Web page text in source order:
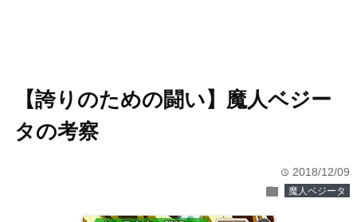
【誇りのための闘い】魔人ベジー
タの考察
time 2018/12/09
folder 魔人ベジータ